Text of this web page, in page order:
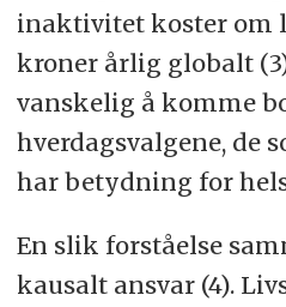
inaktivitet koster om
kroner årlig globalt
vanskelig å komme
hverdagsvalgene, de
har betydning for
En slik forståelse
kausalt ansvar (4).